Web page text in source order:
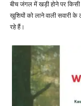
बीच जंगल में खड़ी होने पर किसी
खुशियों को लाने वाली सवारी
रहे हैं।